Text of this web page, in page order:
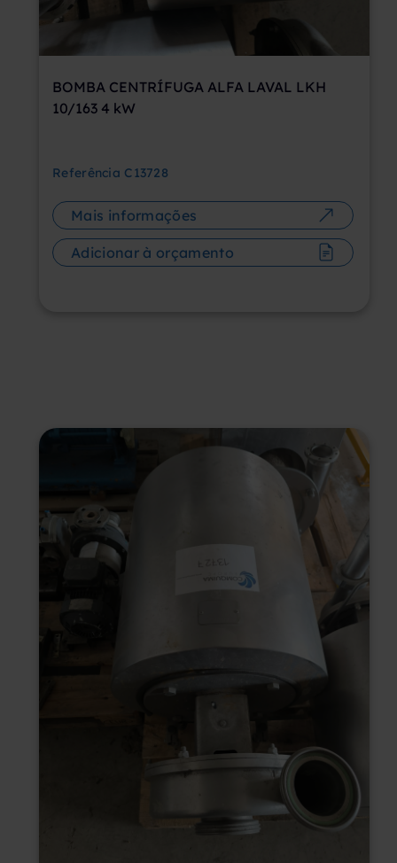
BOMBA CENTRÍFUGA ALFA LAVAL LKH
10/163 4 kW
Referência C13728
Mais informações
Adicionar à orçamento